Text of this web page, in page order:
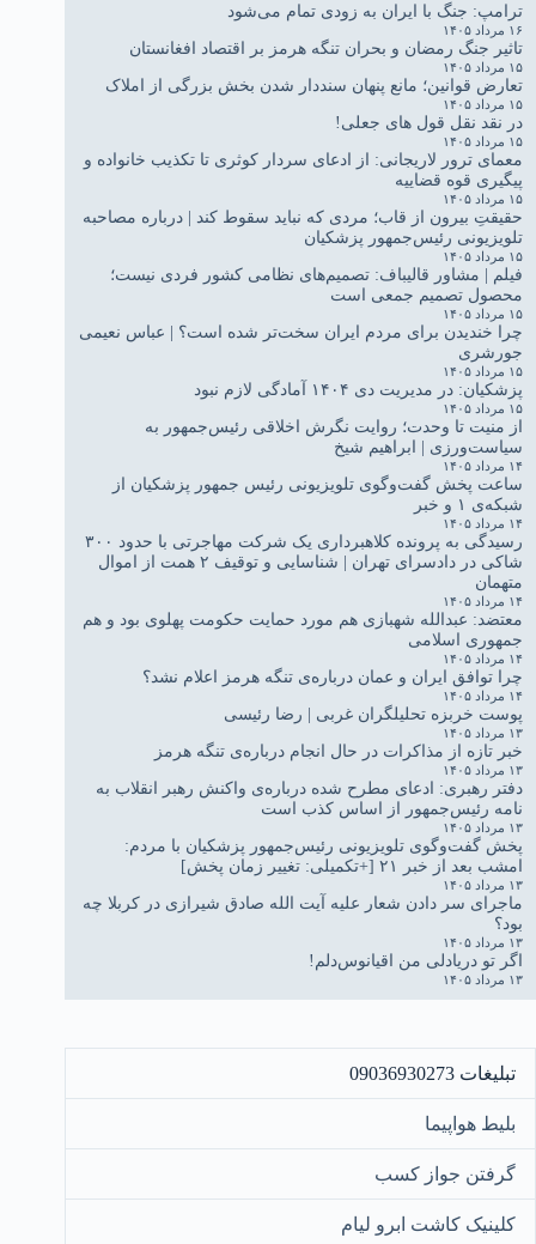
ترامپ: جنگ با ایران به زودی تمام می‌شود
۱۶ مرداد ۱۴۰۵
تاثیر جنگ رمضان و بحران تنگه هرمز بر اقتصاد افغانستان
۱۵ مرداد ۱۴۰۵
تعارض قوانین؛ مانع پنهان سنددار شدن بخش بزرگی از املاک
۱۵ مرداد ۱۴۰۵
در نقد نقل قول های جعلی!
۱۵ مرداد ۱۴۰۵
معمای ترور لاریجانی: از ادعای سردار کوثری تا تکذیب خانواده و
پیگیری قوه قضاییه
۱۵ مرداد ۱۴۰۵
حقیقتِ بیرون از قاب؛ مردی که نباید سقوط کند | درباره مصاحبه
تلویزیونی رئیس‌جمهور پزشکیان
۱۵ مرداد ۱۴۰۵
فیلم | مشاور قالیباف: تصمیم‌های نظامی کشور فردی نیست؛
محصول تصمیم جمعی است
۱۵ مرداد ۱۴۰۵
چرا خندیدن برای مردم ایران سخت‌تر شده است؟ | عباس نعیمی
جورشری
۱۵ مرداد ۱۴۰۵
پزشکیان: در مدیریت دی ۱۴۰۴ آمادگی لازم نبود
۱۵ مرداد ۱۴۰۵
از منیت تا وحدت؛ روایت نگرش اخلاقی رئیس‌جمهور به
سیاست‌ورزی | ابراهیم شیخ
۱۴ مرداد ۱۴۰۵
ساعت پخش گفت‌وگوی تلویزیونی رئیس جمهور پزشکیان از
شبکه‌ی ۱ و خبر
۱۴ مرداد ۱۴۰۵
رسیدگی به پرونده کلاهبرداری یک شرکت مهاجرتی با حدود ۳۰۰
شاکی در دادسرای تهران | شناسایی و توقیف ۲ همت از اموال
متهمان
۱۴ مرداد ۱۴۰۵
معتضد: عبدالله شهبازی هم مورد حمایت حکومت پهلوی بود و هم
جمهوری اسلامی
۱۴ مرداد ۱۴۰۵
چرا توافق ایران و عمان درباره‌ی تنگه هرمز اعلام نشد؟
۱۴ مرداد ۱۴۰۵
پوست خربزه تحلیلگران غربی | رضا رئیسی
۱۳ مرداد ۱۴۰۵
خبر تازه از مذاکرات در حال انجام درباره‌ی تنگه هرمز
۱۳ مرداد ۱۴۰۵
دفتر رهبری: ادعای مطرح شده درباره‌ی واکنش رهبر انقلاب به
نامه رئیس‌جمهور از اساس کذب است
۱۳ مرداد ۱۴۰۵
پخش گفت‌وگوی تلویزیونی رئیس‌جمهور پزشکیان با مردم:
امشب بعد از خبر ۲۱ [+تکمیلی: تغییر زمان پخش]
۱۳ مرداد ۱۴۰۵
ماجرای سر دادن شعار علیه آیت الله صادق شیرازی در کربلا چه
بود؟
۱۳ مرداد ۱۴۰۵
اگر تو دریادلی من اقیانوس‌دلم!
۱۳ مرداد ۱۴۰۵
تبلیغات 09036930273
بلیط هواپیما
گرفتن جواز کسب
کلینیک کاشت ابرو لیام